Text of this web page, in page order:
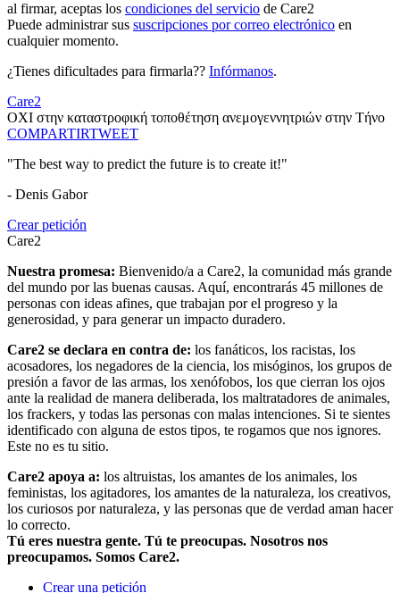
al firmar, aceptas los condiciones del servicio de Care2
Puede administrar sus suscripciones por correo electrónico en
cualquier momento.
¿Tienes dificultades para firmarla?? Infórmanos.
Care2
ΟΧΙ στην καταστροφική τοποθέτηση ανεμογεννητριών στην Τήνο
COMPARTIRTWEET
"The best way to predict the future is to create it!"
- Denis Gabor
Crear petición
Care2
Nuestra promesa: Bienvenido/a a Care2, la comunidad más grande
del mundo por las buenas causas. Aquí, encontrarás 45 millones de
personas con ideas afines, que trabajan por el progreso y la
generosidad, y para generar un impacto duradero.
Care2 se declara en contra de: los fanáticos, los racistas, los
acosadores, los negadores de la ciencia, los misóginos, los grupos de
presión a favor de las armas, los xenófobos, los que cierran los ojos
ante la realidad de manera deliberada, los maltratadores de animales,
los frackers, y todas las personas con malas intenciones. Si te sientes
identificado con alguna de estos tipos, te rogamos que nos ignores.
Este no es tu sitio.
Care2 apoya a: los altruistas, los amantes de los animales, los
feministas, los agitadores, los amantes de la naturaleza, los creativos,
los curiosos por naturaleza, y las personas que de verdad aman hacer
lo correcto.
Tú eres nuestra gente. Tú te preocupas. Nosotros nos
preocupamos. Somos Care2.
Crear una petición